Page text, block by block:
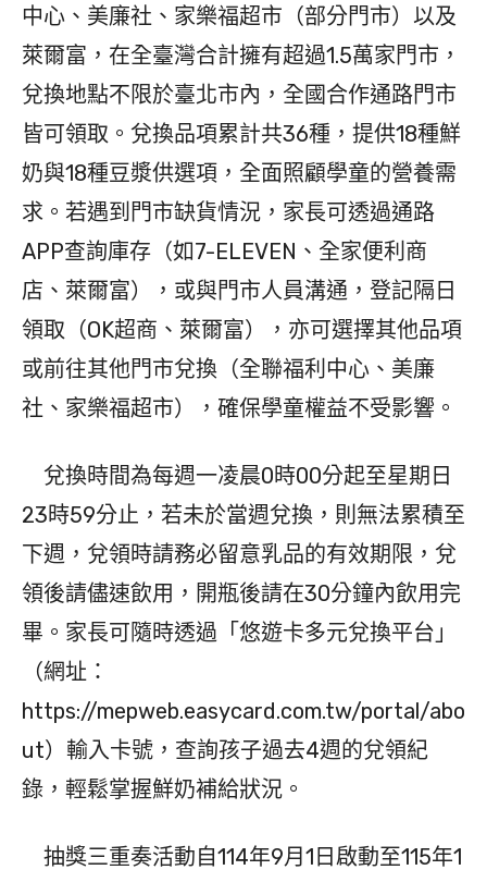
中心、美廉社、家樂福超市（部分門市）以及
萊爾富，在全臺灣合計擁有超過1.5萬家門市，
兌換地點不限於臺北市內，全國合作通路門市
皆可領取。兌換品項累計共36種，提供18種鮮
奶與18種豆漿供選項，全面照顧學童的營養需
求。若遇到門市缺貨情況，家長可透過通路
APP查詢庫存（如7-ELEVEN、全家便利商
店、萊爾富），或與門市人員溝通，登記隔日
領取（OK超商、萊爾富），亦可選擇其他品項
或前往其他門市兌換（全聯福利中心、美廉
社、家樂福超市），確保學童權益不受影響。
兌換時間為每週一凌晨0時00分起至星期日
23時59分止，若未於當週兌換，則無法累積至
下週，兌領時請務必留意乳品的有效期限，兌
領後請儘速飲用，開瓶後請在30分鐘內飲用完
畢。家長可隨時透過「悠遊卡多元兌換平台」
（網址：
https://mepweb.easycard.com.tw/portal/abo
ut）輸入卡號，查詢孩子過去4週的兌領紀
錄，輕鬆掌握鮮奶補給狀況。
抽獎三重奏活動自114年9月1日啟動至115年1